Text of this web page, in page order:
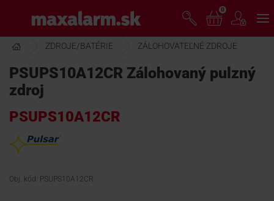
hlavnému
obsahu
www.maxalarm.sk
AKCIA MESIACA
PRODUKTY
SPOLOČNOSŤ
0
ZDROJE/BATÉRIE ZÁLOHOVATEĽNÉ ZDROJE
PSUPS10A12CR Zálohovaný pulzný
zdroj
PSUPS10A12CR
Obj. kód: PSUPS10A12CR